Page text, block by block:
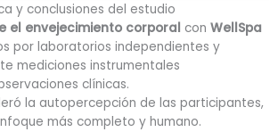
y conclusiones del estudio
el envejecimiento corporal con WellSpa
por laboratorios independientes y
mediciones instrumentales
clínicas.
la autopercepción de las participantes,
más completo y humano.